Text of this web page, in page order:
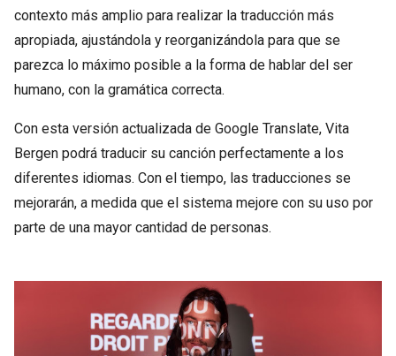
contexto más amplio para realizar la traducción más
apropiada, ajustándola y reorganizándola para que se
parezca lo máximo posible a la forma de hablar del ser
humano, con la gramática correcta.
Con esta versión actualizada de Google Translate, Vita
Bergen podrá traducir su canción perfectamente a los
diferentes idiomas. Con el tiempo, las traducciones se
mejorarán, a medida que el sistema mejore con su uso por
parte de una mayor cantidad de personas.